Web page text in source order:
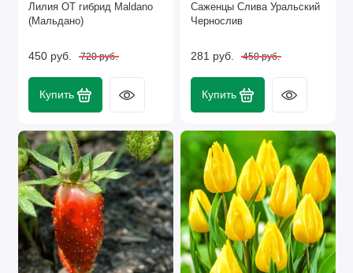
Лилия ОТ гибрид Maldano
(Мальдано)
450 руб. 720 руб.
Купить
Саженцы Слива Уральский
Чернослив
281 руб. 450 руб.
Купить